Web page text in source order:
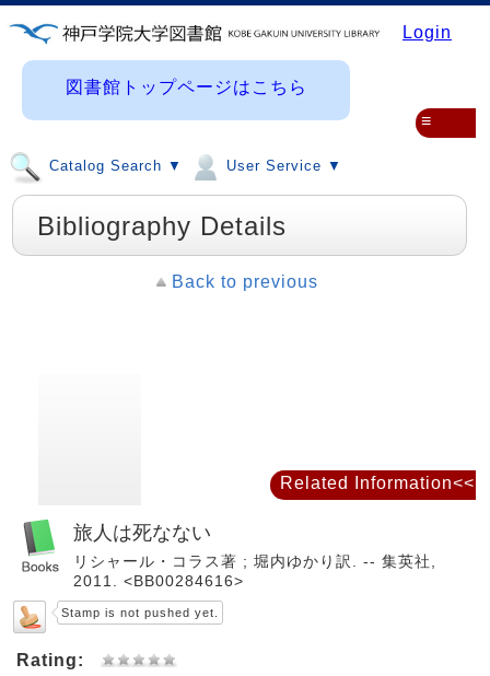
Login
図書館トップページはこちら
Catalog Search ▼ User Service ▼
≡
Bibliography Details
Back to previous
旅人は死なない
リシャール・コラス著 ; 堀内ゆかり訳. -- 集英社,
2011. <BB00284616>
Stamp is not pushed yet.
Rating:
Related Information<<